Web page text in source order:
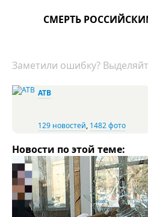
СМЕРТЬ
Заметили ошибку?
АТВ
129 новостей, 1482 фото
Новости по этой теме: